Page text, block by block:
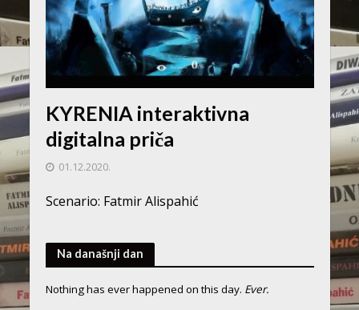
KYRENIA interaktivna
digitalna priča
01.12.2020.
Scenario: Fatmir Alispahić
Na današnji dan
Nothing has ever happened on this day. Ever.